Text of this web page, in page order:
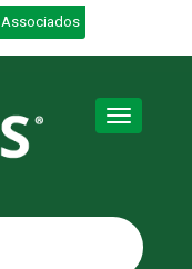
Associados
Toggle